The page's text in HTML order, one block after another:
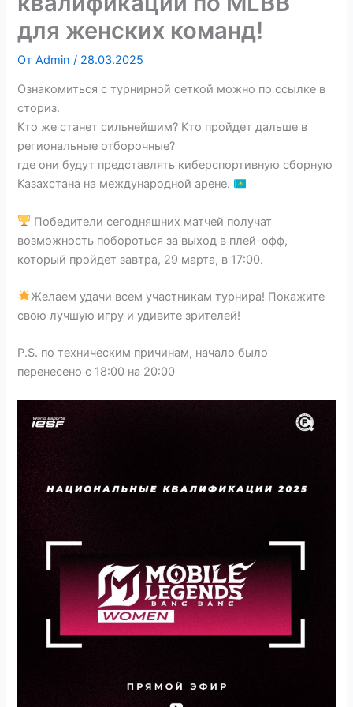
для женских команд!
ОтAdmin/ 28.03.2025
Ознакомиться с турнирной сеткой можно по ссылке в
сториз.
Кто же станет сильнейшим? Кто пройдет дальше в
региональные отборочные?
где они будут представлять киберспортивную сборную
Казахстана на международной арене.
Победители сегодняшних матчей получат
возможность побороться за выход в плей-офф,
который пройдет завтра, 29 марта, в 17:00.
Желаем удачи всем участникам турнира! Покажите
свою лучшую игру и удивите зрителей!
P.S. по техническим причинам, начало было
перенесено с 18:00 на 20:00